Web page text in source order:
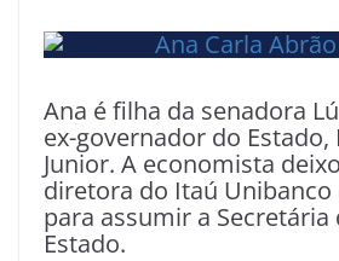
Ana é filha da senadora
ex-governador do Estado,
Junior. A economista
diretora do Itaú Unibanco
para assumir a Secretária
Estado.